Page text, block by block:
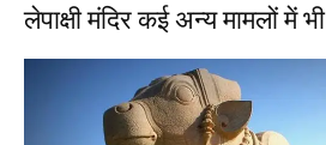
लेपाक्षी मंदिर कई अन्य मामलों में